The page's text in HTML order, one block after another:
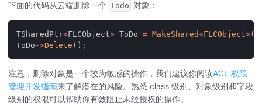
下面的代码从云端删除一个 Todo 对象：
TSharedPtr<FLCObject> ToDo = MakeShared<FLCObject>(
ToDo ->Delete ( ) ;
注意，删除对象是一个较为敏感的操作，我们建议你阅读ACL 权限
管理开发指南来了解潜在的风险。熟悉 class 级别、对象级别和字段
级别的权限可以帮助你有效阻止未经授权的操作。